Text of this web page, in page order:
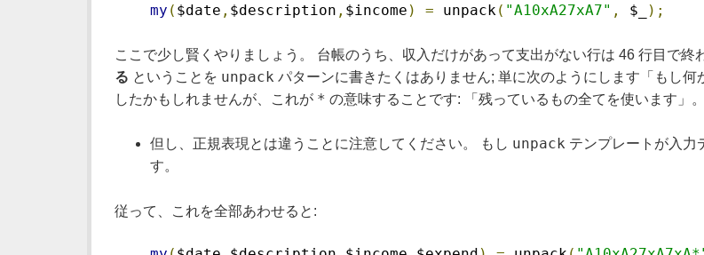
my ( $date , $description , $income ) = unpack( "A10xA27xA7" , $_ );
ここで少し賢くやりましょう。 台帳のうち、収入だけがあって支出がない行は 46 行目で
る ということを unpack パターンに書きたくはありません; 単に次のようにします「もし
したかもしれませんが、これが * の意味することです: 「残っているもの全てを使います」。
但し、正規表現とは違うことに注意してください。 もし unpack テンプレートが入力
す。
従って、これを全部あわせると: